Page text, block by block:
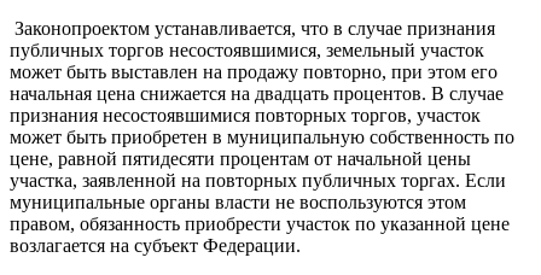
Законопроектом устанавливается, что в случае признания
публичных торгов несостоявшимися, земельный участок
может быть выставлен на продажу повторно, при этом его
начальная цена снижается на двадцать процентов. В случае
признания несостоявшимися повторных торгов, участок
может быть приобретен в муниципальную собственность по
цене, равной пятидесяти процентам от начальной цены
участка, заявленной на повторных публичных торгах. Если
муниципальные органы власти не воспользуются этом
правом, обязанность приобрести участок по указанной цене
возлагается на субъект Федерации.